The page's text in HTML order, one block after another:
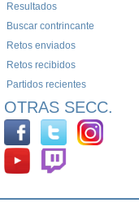
Resultados
Buscar contrincante
Retos enviados
Retos recibidos
Partidos recientes
OTRAS SECC.